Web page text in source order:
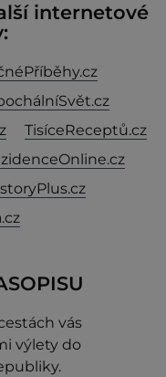
internetové
TisíceReceptů.cz
vás
výlety do